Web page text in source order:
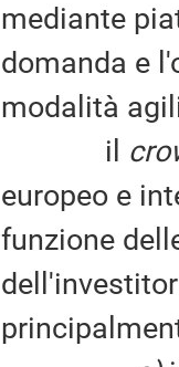
mediante
domanda e
modalità
il
europeo e
funzione